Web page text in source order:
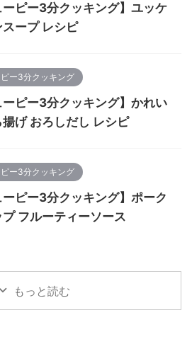
ーピー3分クッキング】ユッケ
スープ レシピ
ー3分クッキング
ーピー3分クッキング】かれい
げ おろしだし レシピ
ー3分クッキング
ーピー3分クッキング】ポーク
フルーティーソース
もっと読む